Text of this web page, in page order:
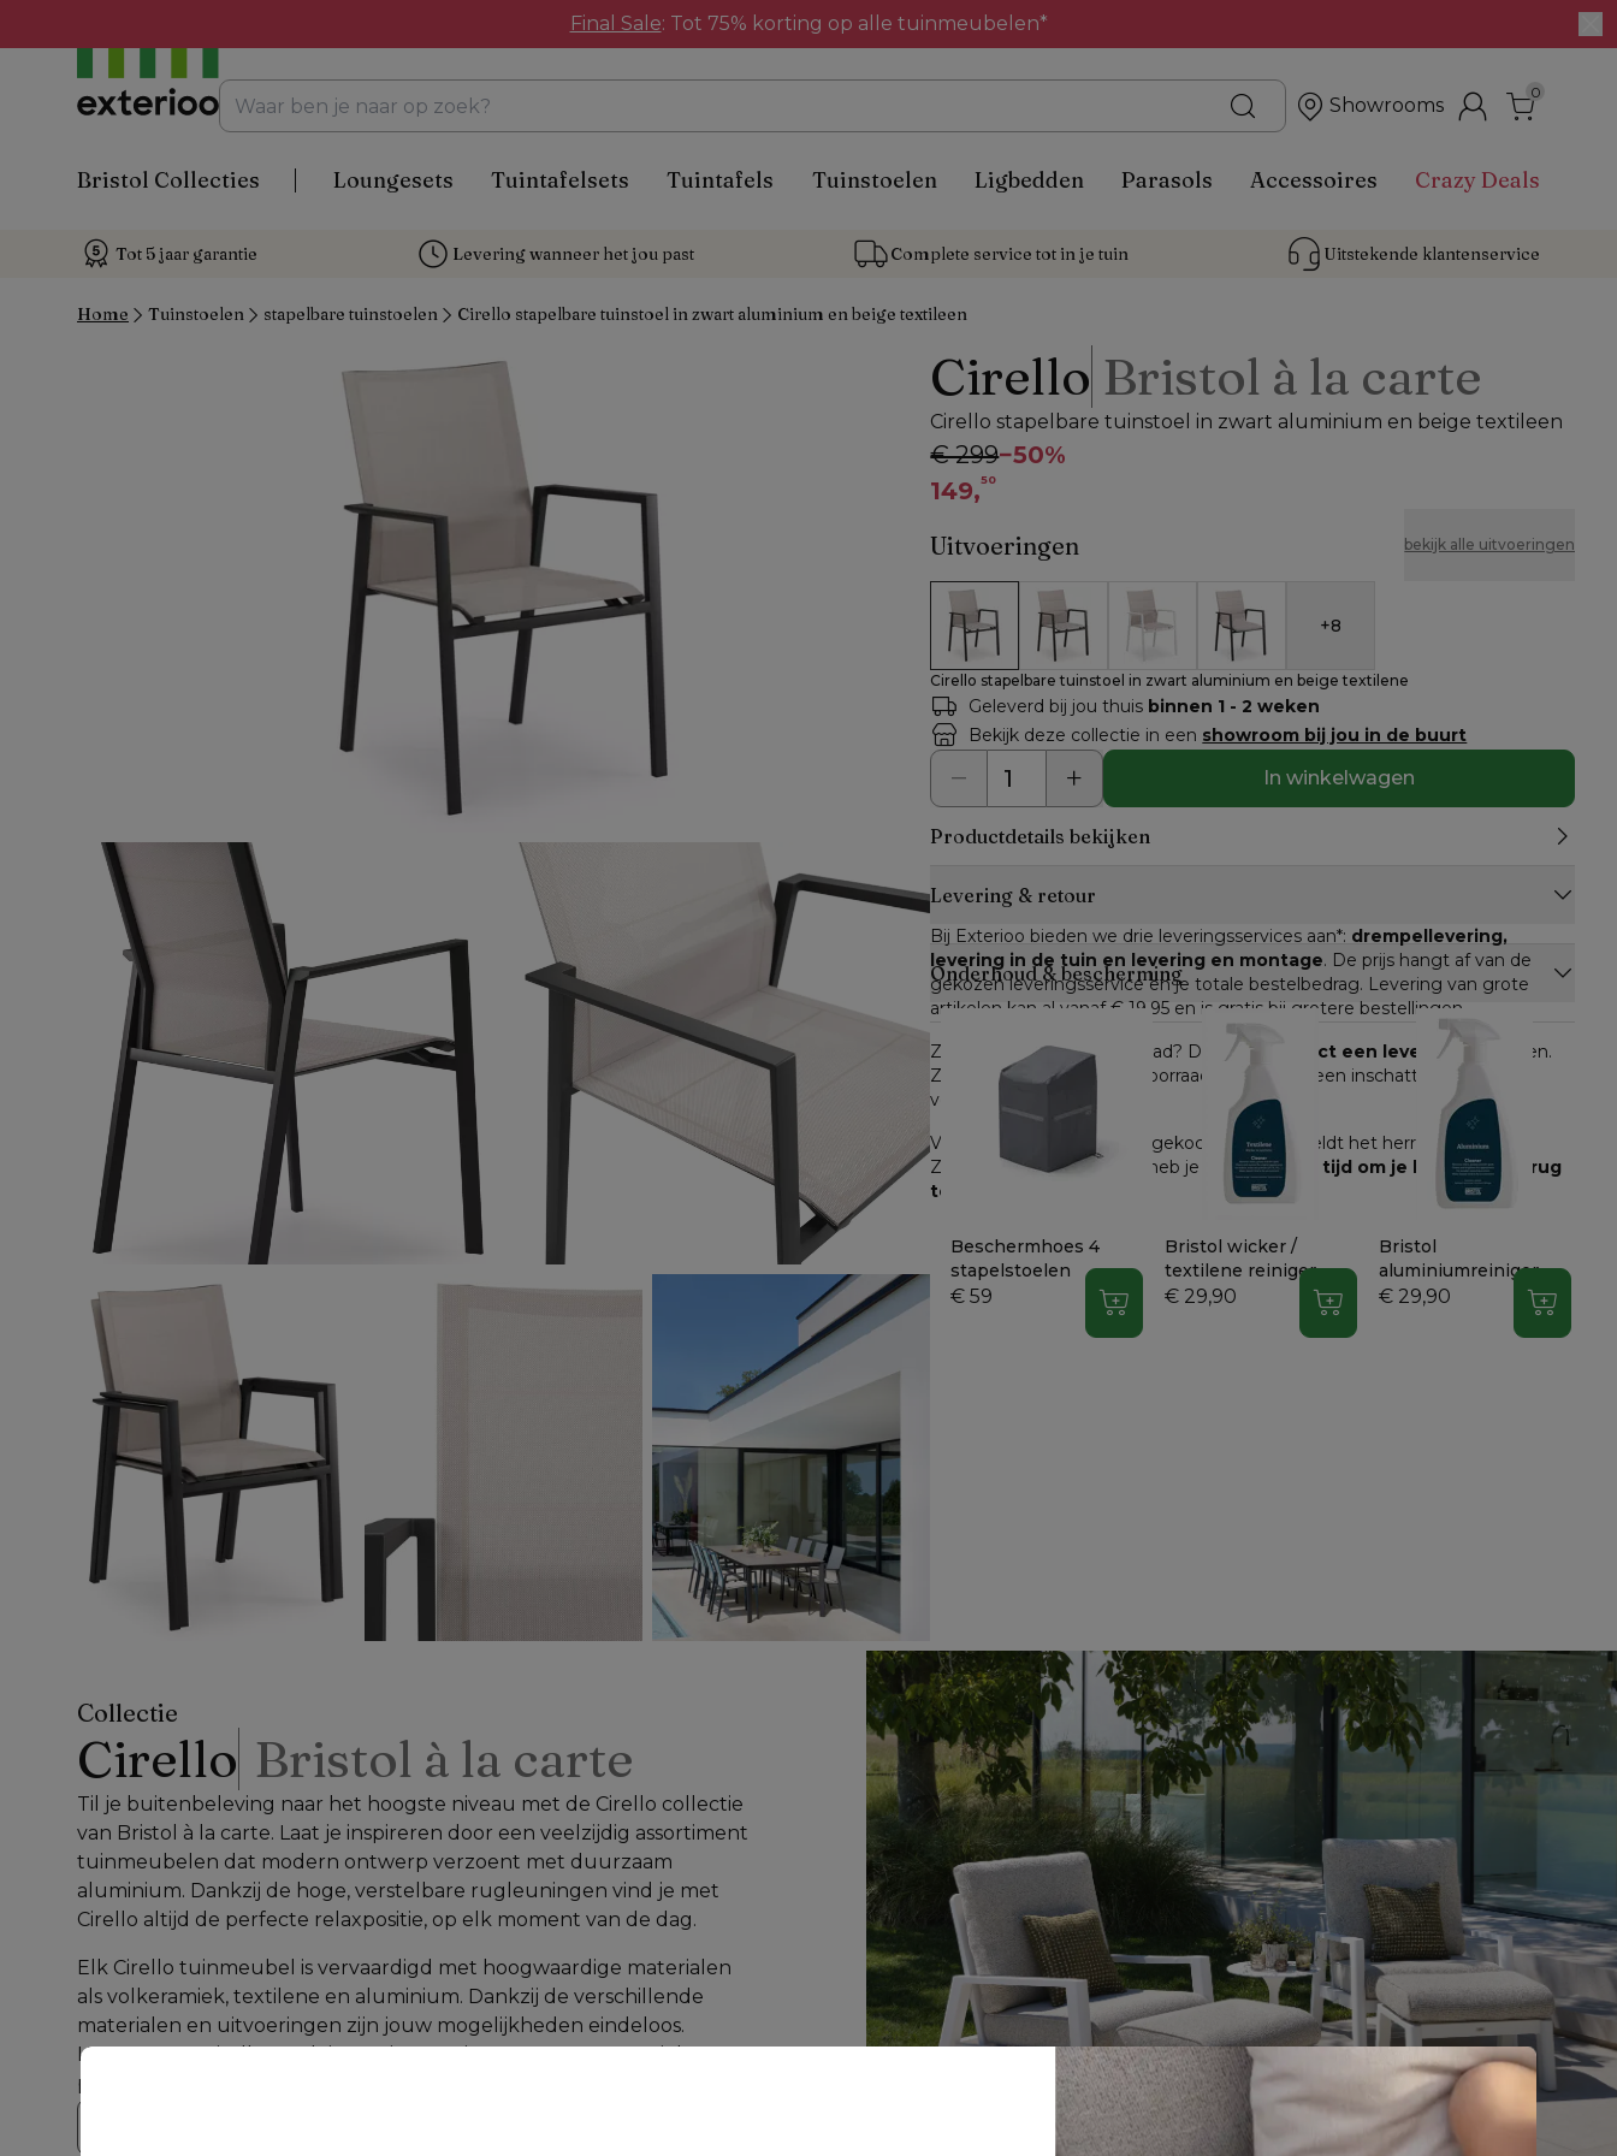
Final Sale: Tot 75% korting op alle tuinmeubelen*
Showrooms
0
Bristol Collecties Loungesets Tuintafelsets Tuintafels Tuinstoelen Ligbedden Parasols Accessoires Crazy Deals
Tot 5 jaar garantie Levering wanneer het jou past Complete service tot in je tuin Uitstekende klantenservice
Home Tuinstoelen stapelbare tuinstoelen Cirello stapelbare tuinstoel in zwart aluminium en beige textileen
Cirello Bristol à la carte
Cirello stapelbare tuinstoel in zwart aluminium en beige textileen
€ 299−50%
149,50
Uitvoeringen bekijk alle uitvoeringen
Cirello stapelbare tuinstoel in zwart aluminium en beige textilene
Cirello stapelbare tuinstoel in zwart aluminium en beige
Cirello stapelbare tuinstoel in wit aluminium en
Cirello stapelbare tuinstoel in zwart
+8
Cirello stapelbare tuinstoel in zwart aluminium en beige textilene
Geleverd bij jou thuis binnen 1 - 2 weken
Bekijk deze collectie in een showroom bij jou in de buurt
In winkelwagen
Productdetails bekijken
Levering & retour
Bij Exterioo bieden we drie leveringsservices aan*: drempellevering,
levering in de tuin en levering en montage. De prijs hangt af van de
gekozen leveringsservice en je totale bestelbedrag. Levering van grote
artikelen kan al vanaf € 19,95 en is gratis bij grotere bestellingen.
Zijn alle artikelen op voorraad? Dan kan je
direct een leverdatum
kiezen.
Zijn niet alle artikelen op voorraad, dan krijg je een inschatting van de
verwachte levertijd.
Voor producten die online gekocht worden, geldt het herroepingsrecht.
Zodra je dit hebt gemeld, heb je
14 dagen de tijd om je bestelling terug
te sturen
Onderhoud & bescherming
Beschermhoes 4
stapelstoelen
In winkelwagen
€ 59
Bristol wicker /
textilene reiniger
In winkelwagen
€ 29,90
Bristol
aluminiumreiniger
In
€ 29,90
Collectie
Cirello Bristol à la carte
Til je buitenbeleving naar het hoogste niveau met de Cirello collectie
van Bristol à la carte. Laat je inspireren door een veelzijdig assortiment
tuinmeubelen dat modern ontwerp verzoent met duurzaam
aluminium. Dankzij de hoge, verstelbare rugleuningen vind je met
Cirello altijd de perfecte relaxpositie, op elk moment van de dag.
Elk Cirello tuinmeubel is vervaardigd met hoogwaardige materialen
als volkeramiek, textilene en aluminium. Dankzij de verschillende
materialen en uitvoeringen zijn jouw mogelijkheden eindeloos.
Kortom, met Cirello maak je van jouw tuin met terras een unieke
plek.